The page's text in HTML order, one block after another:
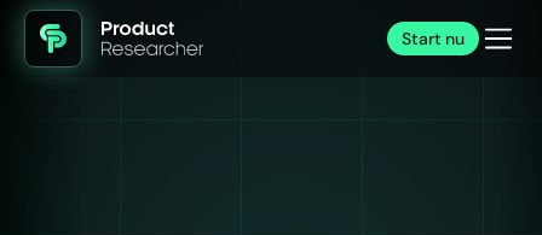
Start nu